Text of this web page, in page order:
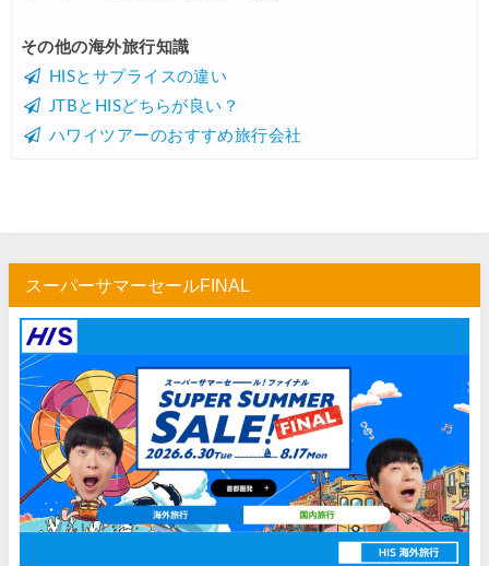
その他の海外旅行知識
HISとサプライスの違い
JTBとHISどちらが良い？
ハワイツアーのおすすめ旅行会社
スーパーサマーセールFINAL